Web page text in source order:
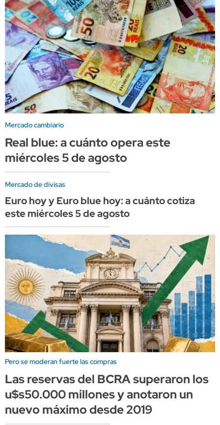
Mercado cambiario
Real blue: a cuánto opera este
miércoles 5 de agosto
Mercado de divisas
Euro hoy y Euro blue hoy: a cuánto cotiza
este miércoles 5 de agosto
Pero se moderan fuerte las compras
Las reservas del BCRA superaron los
u$s50.000 millones y anotaron un
nuevo máximo desde 2019